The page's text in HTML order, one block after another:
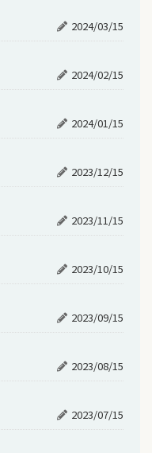
2024/03/15
2024/02/15
2024/01/15
2023/12/15
2023/11/15
2023/10/15
2023/09/15
2023/08/15
2023/07/15